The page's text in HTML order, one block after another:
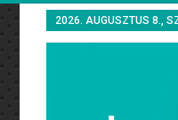
2026. AUGUSZTUS 8.,